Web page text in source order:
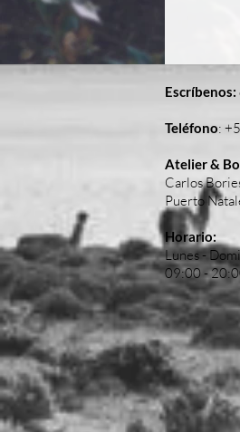
Escríbenos:
Teléfono:
Atelier &
Carlos
Puerto
Horario:
Lunes -
09:00 -